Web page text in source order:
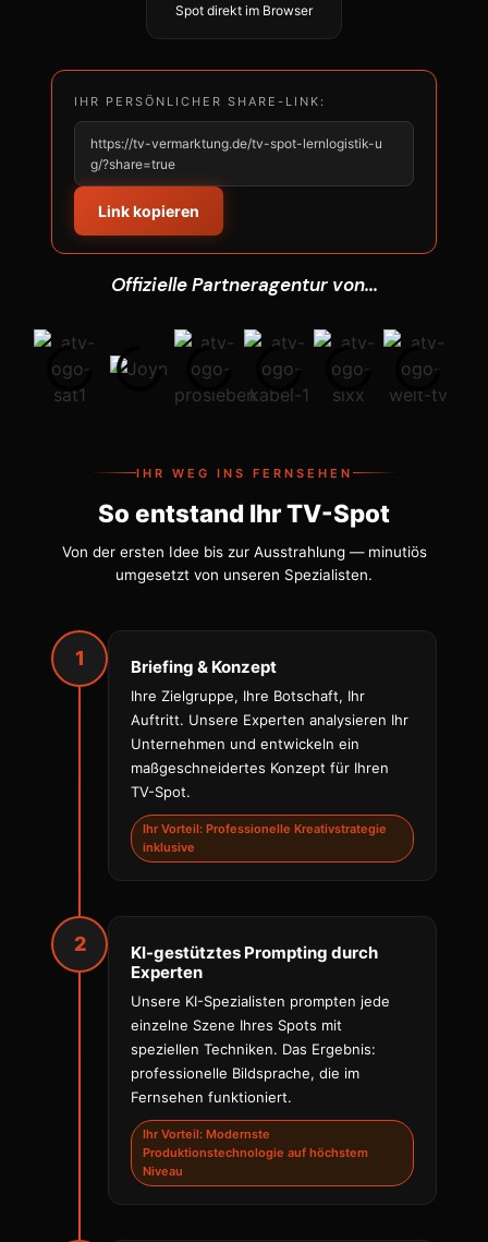
Spot direkt im Browser
IHR PERSÖNLICHER SHARE-LINK:
https://tv-vermarktung.de/tv-spot-lernlogistik-u
g/?share=true
Link kopieren
Offizielle Partneragentur von...
IHR WEG INS FERNSEHEN
So entstand Ihr TV-Spot
Von der ersten Idee bis zur Ausstrahlung — minutiös
umgesetzt von unseren Spezialisten.
1 Briefing & Konzept
Ihre Zielgruppe, Ihre Botschaft, Ihr
Auftritt. Unsere Experten analysieren Ihr
Unternehmen und entwickeln ein
maßgeschneidertes Konzept für Ihren
TV-Spot.
Ihr Vorteil: Professionelle Kreativstrategie
inklusive
2
KI-gestütztes Prompting durch
Experten
Unsere KI-Spezialisten prompten jede
einzelne Szene Ihres Spots mit
speziellen Techniken. Das Ergebnis:
professionelle Bildsprache, die im
Fernsehen funktioniert.
Ihr Vorteil: Modernste
Produktionstechnologie auf höchstem
Niveau